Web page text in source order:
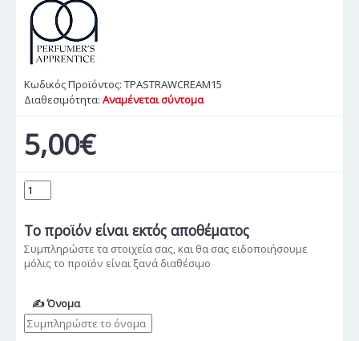
Κωδικός Προϊόντος: TPASTRAWCREAM15
Διαθεσιμότητα: Αναμένεται σύντομα
5,00€
Το προϊόν είναι εκτός αποθέματος
Συμπληρώστε τα στοιχεία σας, και θα σας ειδοποιήσουμε
μόλις το προϊόν είναι ξανά διαθέσιμο
✍ Όνομα